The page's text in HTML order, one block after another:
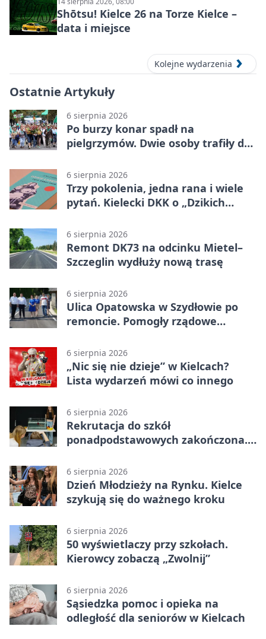
Shōtsu! Kielce 26 na Torze Kielce –
data i miejsce
Kolejne wydarzenia
Ostatnie Artykuły
6 sierpnia 2026
Po burzy konar spadł na
pielgrzymów. Dwie osoby trafiły do
6 sierpnia 2026
Trzy pokolenia, jedna rana i wiele
pytań. Kielecki DKK o „Dzikich
6 sierpnia 2026
Remont DK73 na odcinku Mietel–
Szczeglin wydłuży nową trasę
6 sierpnia 2026
Ulica Opatowska w Szydłowie po
remoncie. Pomogły rządowe
6 sierpnia 2026
„Nic się nie dzieje” w Kielcach?
Lista wydarzeń mówi co innego
6 sierpnia 2026
Rekrutacja do szkół
ponadpodstawowych zakończona.
6 sierpnia 2026
Dzień Młodzieży na Rynku. Kielce
szykują się do ważnego kroku
6 sierpnia 2026
50 wyświetlaczy przy szkołach.
Kierowcy zobaczą „Zwolnij”
6 sierpnia 2026
Sąsiedzka pomoc i opieka na
odległość dla seniorów w Kielcach